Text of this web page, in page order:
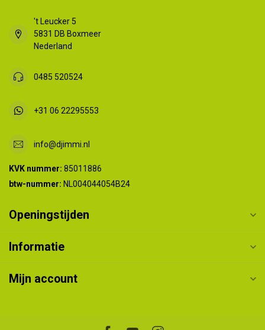
't Leucker 5
5831 DB Boxmeer
Nederland
0485 520524
+31 06 22295553
info@djimmi.nl
KVK nummer: 85011886
btw-nummer: NL004044054B24
Openingstijden
Informatie
Mijn account